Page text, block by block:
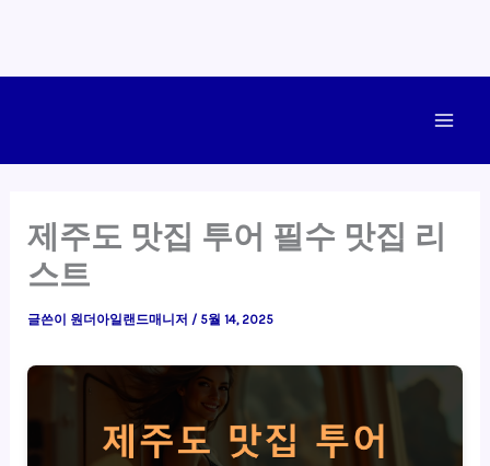
제주도 맛집 투어 필수 맛집 리
스트
글쓴이 원더아일랜드매니저 / 5월 14, 2025